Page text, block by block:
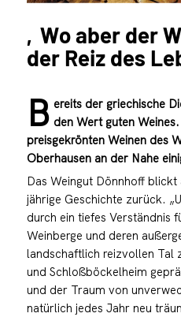
‚Wo aber der
der Reiz des
B ereits der griechische
den Wert guten
preisgekrönten Weinen des
Oberhausen an der Nahe
Das Weingut Dönnhoff
jährige Geschichte zurück.
durch ein tiefes Verständnis
Weinberge und deren
landschaftlich reizvollen Tal
und Schloßböckelheim
und der Traum von
natürlich jedes Jahr neu